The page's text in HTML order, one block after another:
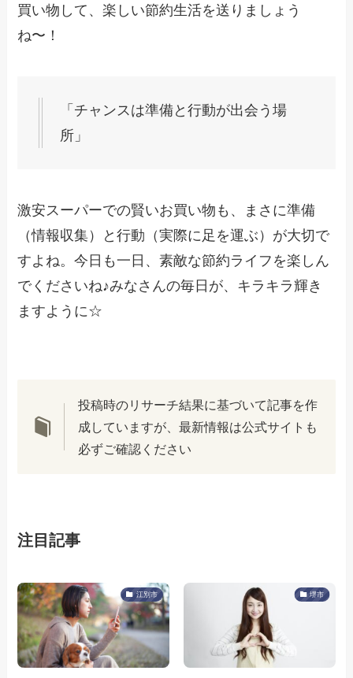
買い物して、楽しい節約生活を送りましょう
ね〜！
「チャンスは準備と行動が出会う場
所」
激安スーパーでの賢いお買い物も、まさに準備
（情報収集）と行動（実際に足を運ぶ）が大切で
すよね。今日も一日、素敵な節約ライフを楽しん
でくださいね♪みなさんの毎日が、キラキラ輝き
ますように☆
投稿時のリサーチ結果に基づいて記事を作
成していますが、最新情報は公式サイトも
必ずご確認ください
注目記事
江別市 堺市